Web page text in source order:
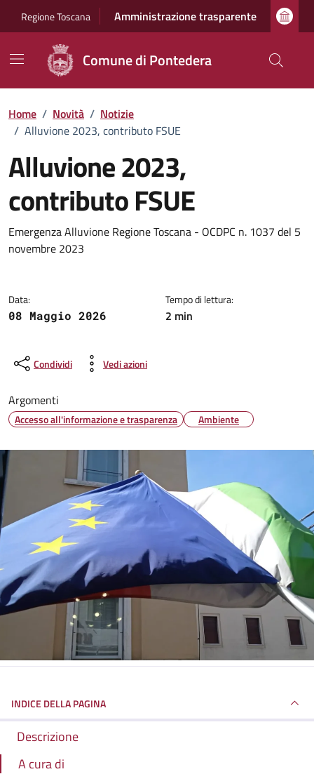
Regione Toscana Amministrazione trasparente
Comune di Pontedera
Home / Novità / Notizie
/ Alluvione 2023, contributo FSUE
Alluvione 2023,
contributo FSUE
Dettagli della notizia
Emergenza Alluvione Regione Toscana - OCDPC n. 1037 del 5
novembre 2023
Data:
08 Maggio 2026
Tempo di lettura:
2 min
Condividi Vedi azioni
Argomenti
Accesso all'informazione e trasparenza Ambiente
INDICE DELLA PAGINA
Descrizione
A cura di